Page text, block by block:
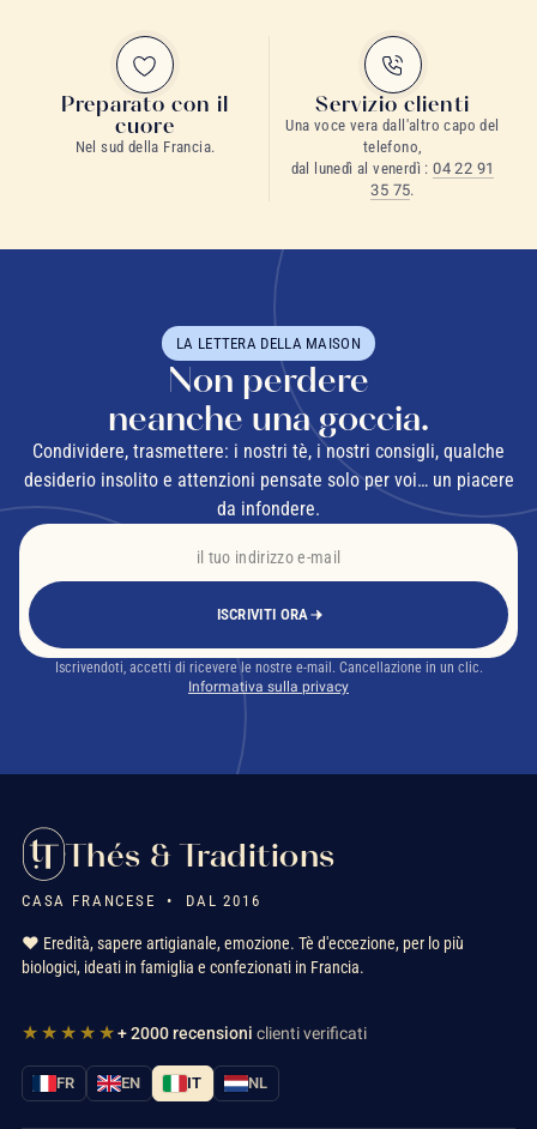
Preparato con il
cuore
Nel sud della Francia.
Servizio clienti
Una voce vera dall'altro capo del
telefono,
dal lunedì al venerdì :04 22 91
35 75.
LA LETTERA DELLA MAISON
Non perdere
neanche una goccia.
Condividere, trasmettere: i nostri tè, i nostri consigli, qualche
desiderio insolito e attenzioni pensate solo per voi… un piacere
da infondere.
ISCRIVITI ORA
Iscrivendoti, accetti di ricevere le nostre e-mail. Cancellazione in un clic.
Informativa sulla privacy
Thés & Traditions
CASA FRANCESE • DAL 2016
❤️ Eredità, sapere artigianale, emozione. Tè d'eccezione, per lo più
biologici, ideati in famiglia e confezionati in Francia.
★★★★★+ 2000 recensioni clienti verificati
FR EN IT NL